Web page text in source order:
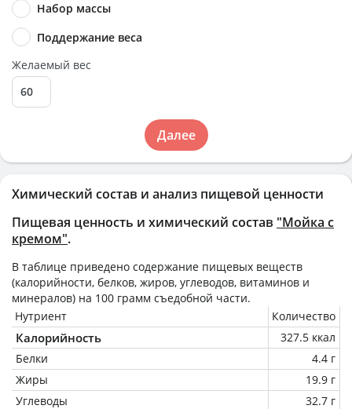
Химический состав и анализ пищевой ценности
Пищевая ценность и химический состав "Мойка с
кремом".
В таблице приведено содержание пищевых веществ
(калорийности, белков, жиров, углеводов, витаминов и
минералов) на 100 грамм съедобной части.
Нутриент
Количество
Калорийность
327.5 ккал
Белки
4.4 г
Жиры
19.9 г
Углеводы
32.7 г
Набор массы
Поддержание веса
Желаемый вес
Далее